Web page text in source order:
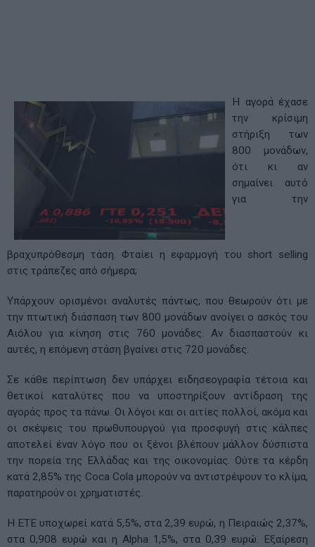
Η αγορά έχασε
την κρίσιμη
στήριξη των
800 μονάδων,
ότι κι αν
σημαίνει αυτό
για την
βραχυπρόθεσμη τάση. Φταίει η εφαρμογή του short selling
στις τράπεζες από σήμερα;
Υπάρχουν ορισμένοι αναλυτές πάντως, που θεωρούν ότι με
την πτωτική διάσπαση των 800 μονάδων ανοίγει ο ασκός του
Αιόλου για κίνηση στις 760 μονάδες. Αν διασπαστούν κι
αυτές, η επόμενη στάση βγαίνει στις 720 μονάδες.
Σε κάθε περίπτωση δεν υπάρχει ειδησεογραφία τέτοια και
θετικοί καταλύτες που να υποστηρίξουν αντίδραση της
αγοράς προς τα πάνω. Οι λόγοι και οι αιτίες πολλοί, ακόμα και
οι σκέψεις του πρωθυπουργού για προσφυγή στις κάλπες
αποτελεί έναν λόγο που οι ξένοι βλέπουν μάλλον δύσπιστα
την πορεία της Ελλάδας και της οικονομίας. Ούτε τα κέρδη
κατά 2,85% της Coca Cola μπορούν να αντιστρέψουν το κλίμα,
παρατηρούν οι χρηματιστές.
Η ΕΤΕ υποχωρεί κατά 5,5%, στα 2,39 ευρώ, η Πειραιώς 2,37%,
στα 0,908 ευρώ και η Alpha 1,5%, στα 0,39 ευρώ. Εξαίρεση